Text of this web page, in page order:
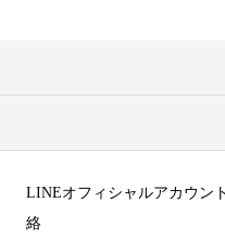
LINEオフィシャルアカウン
絡